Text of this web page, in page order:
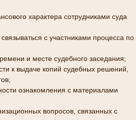
характера сотрудниками суда
с участниками процесса по
и месте судебного заседания;
к выдаче копий судебных решений,
ознакомления с материалами
вопросов, связанных с